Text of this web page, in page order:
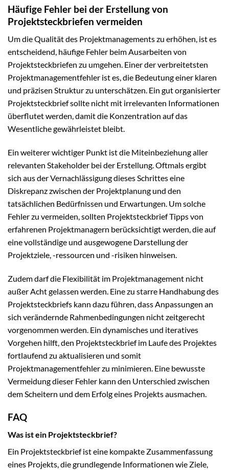
Häufige Fehler bei der Erstellung von
Projektsteckbriefen vermeiden
Um die Qualität des Projektmanagements zu erhöhen, ist es
entscheidend, häufige Fehler beim Ausarbeiten von
Projektsteckbriefen zu umgehen. Einer der verbreitetsten
Projektmanagementfehler ist es, die Bedeutung einer klaren
und präzisen Struktur zu unterschätzen. Ein gut organisierter
Projektsteckbrief sollte nicht mit irrelevanten Informationen
überflutet werden, damit die Konzentration auf das
Wesentliche gewährleistet bleibt.
Ein weiterer wichtiger Punkt ist die Miteinbeziehung aller
relevanten Stakeholder bei der Erstellung. Oftmals ergibt
sich aus der Vernachlässigung dieses Schrittes eine
Diskrepanz zwischen der Projektplanung und den
tatsächlichen Bedürfnissen und Erwartungen. Um solche
Fehler zu vermeiden, sollten Projektsteckbrief Tipps von
erfahrenen Projektmanagern berücksichtigt werden, die auf
eine vollständige und ausgewogene Darstellung der
Projektziele, -ressourcen und -risiken hinweisen.
Zudem darf die Flexibilität im Projektmanagement nicht
außer Acht gelassen werden. Eine zu starre Handhabung des
Projektsteckbriefs kann dazu führen, dass Anpassungen an
sich verändernde Rahmenbedingungen nicht zeitgerecht
vorgenommen werden. Ein dynamisches und iteratives
Vorgehen hilft, den Projektsteckbrief im Laufe des Projektes
fortlaufend zu aktualisieren und somit
Projektmanagementfehler zu minimieren. Eine bewusste
Vermeidung dieser Fehler kann den Unterschied zwischen
dem Scheitern und dem Erfolg eines Projekts ausmachen.
FAQ
Was ist ein Projektsteckbrief?
Ein Projektsteckbrief ist eine kompakte Zusammenfassung
eines Projekts, die grundlegende Informationen wie Ziele,